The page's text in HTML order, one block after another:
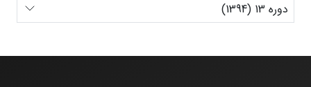
دوره 13 (1394)